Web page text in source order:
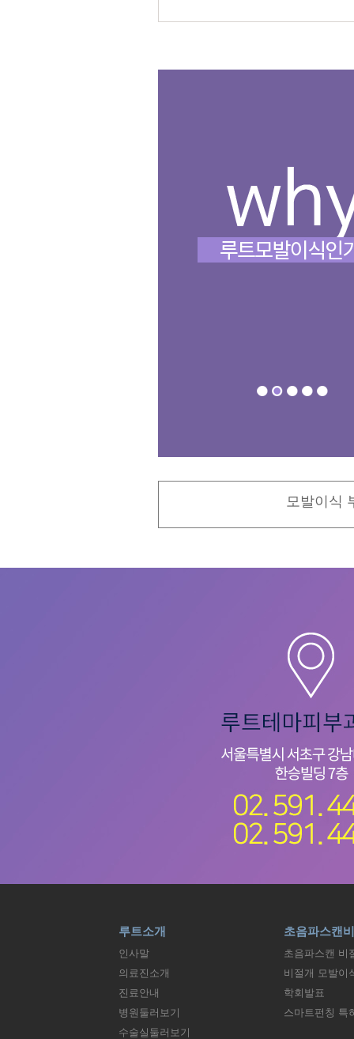
모발이식
루트소개
인사말
의료진소개
진료안내
병원둘러보기
수술실둘러보기
초음파스캔
초음파스캔 비
비절개 모발이
학회발표
스마트펀칭 특